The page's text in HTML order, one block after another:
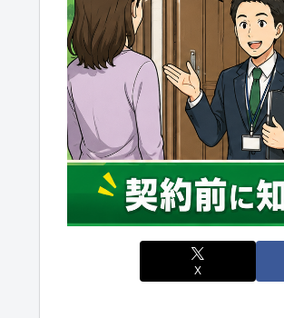
X